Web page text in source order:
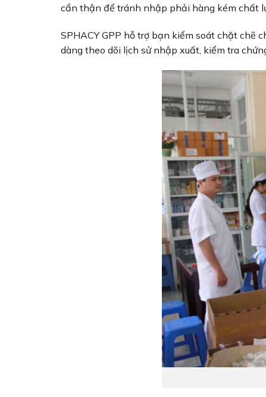
cẩn thận để tránh nhập phải hàng kém chất
SPHACY GPP hỗ trợ bạn kiểm soát chặt chẽ
dàng theo dõi lịch sử nhập xuất, kiểm tra